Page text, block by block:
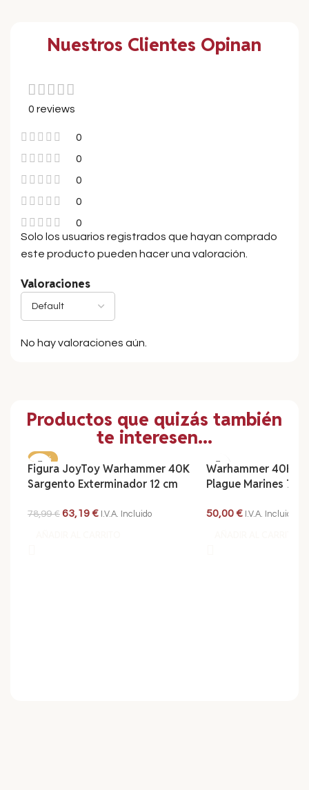
Nuestros Clientes Opinan
0 reviews
0
0
0
0
0
Valoraciones
No hay valoraciones aún.
Solo los usuarios registrados que hayan comprado
este producto pueden hacer una valoración.
Productos que quizás también
te interesen...
-20%
Figura JoyToy Warhammer 40K
Sargento Exterminador 12 cm
78,99€ 63,19€ I.V.A. Incluido
Warhammer 40K
Plague Marines 7
50,00€ I.V.A. Incluido